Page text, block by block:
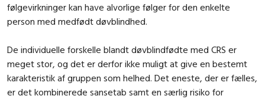
følgevirkninger kan have alvorlige følger for den enkelte
person med medfødt døvblindhed.
De individuelle forskelle blandt døvblindfødte med CRS er
meget stor, og det er derfor ikke muligt at give en bestemt
karakteristik af gruppen som helhed. Det eneste, der er fælles,
er det kombinerede sansetab samt en særlig risiko for